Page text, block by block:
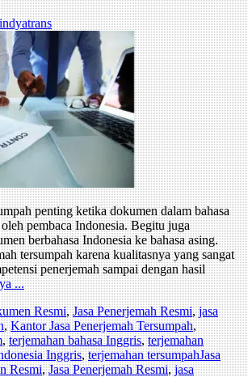
penting ketika dokumen dalam bahasa
pembaca Indonesia. Begitu juga
berbahasa Indonesia ke bahasa asing.
tersumpah karena kualitasnya yang sangat
penerjemah sampai dengan hasil
...
Resmi,Jasa Penerjemah Resmi,jasa
,Kantor Jasa Penerjemah Tersumpah,
,terjemahan bahasa Inggris,terjemahan
Inggris,terjemahan tersumpahJasa
Resmi,Jasa Penerjemah Resmi,jasa